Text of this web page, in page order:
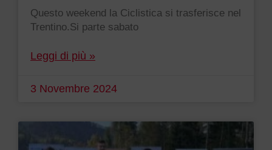
Questo weekend la Ciclistica si trasferisce nel
Trentino.Si parte sabato
Leggi di più »
3 Novembre 2024